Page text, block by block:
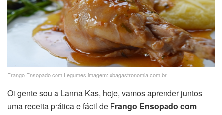
Frango Ensopado com Legumes imagem: obagastronomia.com.br
Oi gente sou a Lanna Kas, hoje, vamos aprender juntos
uma receita prática e fácil de Frango Ensopado com